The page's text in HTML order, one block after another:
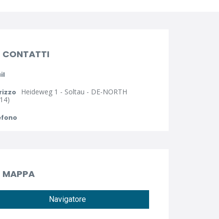
CONTATTI
Heideweg 1 - Soltau - DE-NORTH
MAPPA
Navigatore